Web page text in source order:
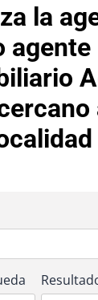
la
agente